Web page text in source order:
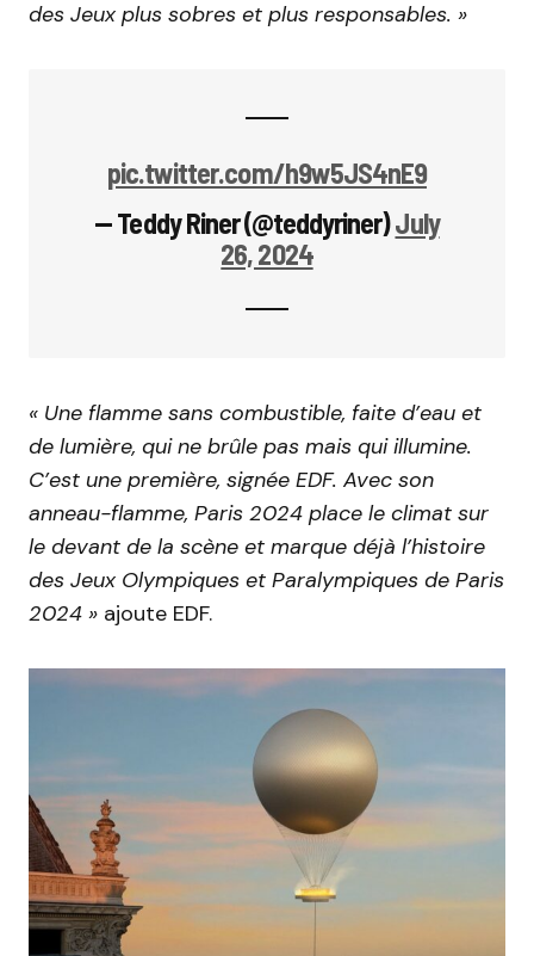
des Jeux plus sobres et plus responsables. »
pic.twitter.com/h9w5JS4nE9
— Teddy Riner (@teddyriner)July
26, 2024
« Une flamme sans combustible, faite d’eau et
de lumière, qui ne brûle pas mais qui illumine.
C’est une première, signée EDF. Avec son
anneau-flamme, Paris 2024 place le climat sur
le devant de la scène et marque déjà l’histoire
des Jeux Olympiques et Paralympiques de Paris
2024 » ajoute EDF.